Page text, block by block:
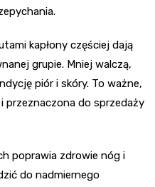
kapłony częściej dają
grupie. Mniej walczą,
piór i skóry. To ważne,
przeznaczona do sprzedaży
poprawia zdrowie nóg i
do nadmiernego